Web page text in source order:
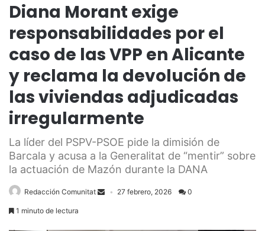
Diana Morant exige
responsabilidades por el
caso de las VPP en Alicante
y reclama la devolución de
las viviendas adjudicadas
irregularmente
La líder del PSPV-PSOE pide la dimisión de
Barcala y acusa a la Generalitat de “mentir” sobre
la actuación de Mazón durante la DANA
Redacción Comunitat 27 febrero, 2026 0
1 minuto de lectura